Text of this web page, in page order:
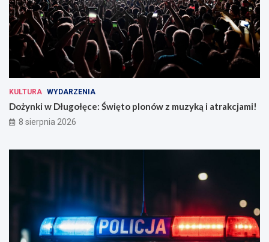
KULTURA WYDARZENIA
Dożynki w Długołęce: Święto plonów z muzyką i atrakcjami!
8 sierpnia 2026